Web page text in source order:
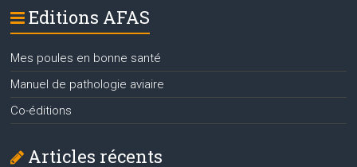
Editions AFAS
Mes poules en bonne santé
Manuel de pathologie aviaire
Co-éditions
Articles récents